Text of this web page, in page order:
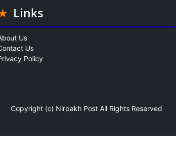
Links
Us
Us
Policy
Copyright (c) Nirpakh Post All Rights Reserved